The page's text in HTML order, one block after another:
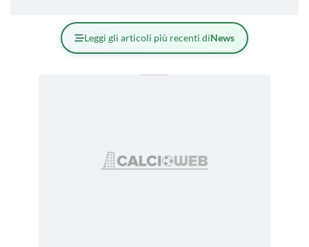
Leggi gli articoli più recenti diNews